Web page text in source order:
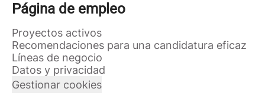
Página de empleo
Proyectos activos
Recomendaciones para una candidatura eficaz
Líneas de negocio
Datos y privacidad
Gestionar cookies